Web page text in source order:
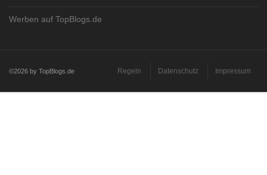
Werben auf TopBlogs.de
©2026 by TopBlogs.de Regeln Datenschutz Impressum